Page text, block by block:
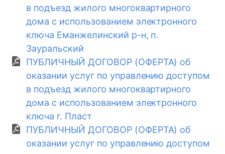
в подъезд жилого многоквартирного
дома с использованием электронного
ключа Еманжелинский р-н, п.
Зауральский
ПУБЛИЧНЫЙ ДОГОВОР (ОФЕРТА) об
оказании услуг по управлению доступом
в подъезд жилого многоквартирного
дома с использованием электронного
ключа г. Пласт
ПУБЛИЧНЫЙ ДОГОВОР (ОФЕРТА) об
оказании услуг по управлению доступом